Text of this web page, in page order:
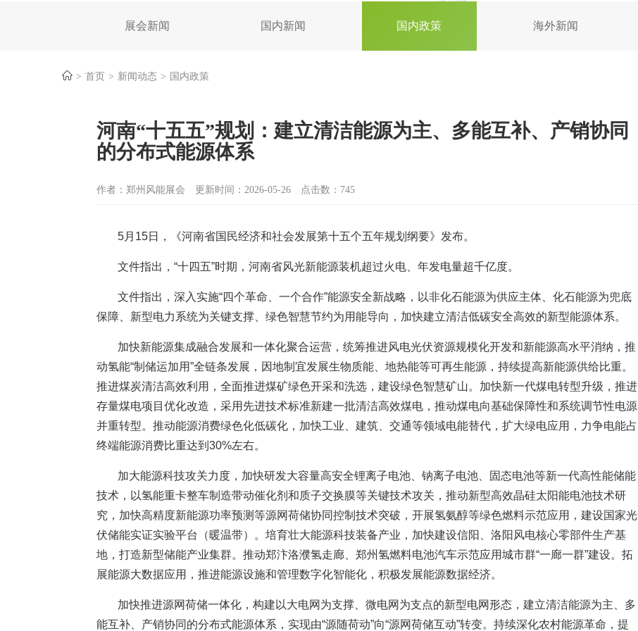
展会新闻 国内新闻 国内政策 海外新闻
首页 新闻动态 国内政策
河南“十五五”规划：建立清洁能源为主、多能互补、产销协同
的分布式能源体系
作者：郑州风能展会 更新时间：2026-05-26 点击数：745
5月15日，《河南省国民经济和社会发展第十五个五年规划纲要》发布。
文件指出，“十四五”时期，河南省风光新能源装机超过火电、年发电量超千亿度。
文件指出，深入实施“四个革命、一个合作”能源安全新战略，以非化石能源为供应主体、化石能源为兜底
保障、新型电力系统为关键支撑、绿色智慧节约为用能导向，加快建立清洁低碳安全高效的新型能源体系。
加快新能源集成融合发展和一体化聚合运营，统筹推进风电光伏资源规模化开发和新能源高水平消纳，推
动氢能“制储运加用”全链条发展，因地制宜发展生物质能、地热能等可再生能源，持续提高新能源供给比重。
推进煤炭清洁高效利用，全面推进煤矿绿色开采和洗选，建设绿色智慧矿山。加快新一代煤电转型升级，推进
存量煤电项目优化改造，采用先进技术标准新建一批清洁高效煤电，推动煤电向基础保障性和系统调节性电源
并重转型。推动能源消费绿色化低碳化，加快工业、建筑、交通等领域电能替代，扩大绿电应用，力争电能占
终端能源消费比重达到30%左右。
加大能源科技攻关力度，加快研发大容量高安全锂离子电池、钠离子电池、固态电池等新一代高性能储能
技术，以氢能重卡整车制造带动催化剂和质子交换膜等关键技术攻关，推动新型高效晶硅太阳能电池技术研
究，加快高精度新能源功率预测等源网荷储协同控制技术突破，开展氢氨醇等绿色燃料示范应用，建设国家光
伏储能实证实验平台（暖温带）。培育壮大能源科技装备产业，加快建设信阳、洛阳风电核心零部件生产基
地，打造新型储能产业集群。推动郑汴洛濮氢走廊、郑州氢燃料电池汽车示范应用城市群“一廊一群”建设。拓
展能源大数据应用，推进能源设施和管理数字化智能化，积极发展能源数据经济。
加快推进源网荷储一体化，构建以大电网为支撑、微电网为支点的新型电网形态，建立清洁能源为主、多
能互补、产销协同的分布式能源体系，实现由“源随荷动”向“源网荷储互动”转变。持续深化农村能源革命，提